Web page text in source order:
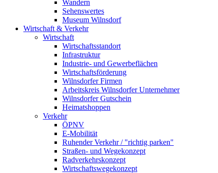
Wandern
Sehenswertes
Museum Wilnsdorf
Wirtschaft & Verkehr
Wirtschaft
Wirtschaftsstandort
Infrastruktur
Industrie- und Gewerbeflächen
Wirtschaftsförderung
Wilnsdorfer Firmen
Arbeitskreis Wilnsdorfer Unternehmer
Wilnsdorfer Gutschein
Heimatshoppen
Verkehr
ÖPNV
E-Mobilität
Ruhender Verkehr / "richtig parken"
Straßen- und Wegekonzept
Radverkehrskonzept
Wirtschaftswegekonzept